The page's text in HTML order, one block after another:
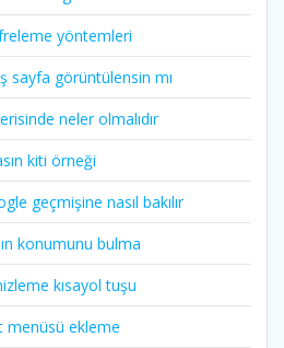
yöntemleri
sayfa görüntülensin mı
neler olmalıdır
kiti örneği
geçmişine nasıl bakılır
konumunu bulma
kısayol tuşu
menüsü ekleme